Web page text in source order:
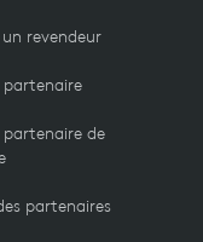
revendeur
partenaire
partenaire de
partenaires